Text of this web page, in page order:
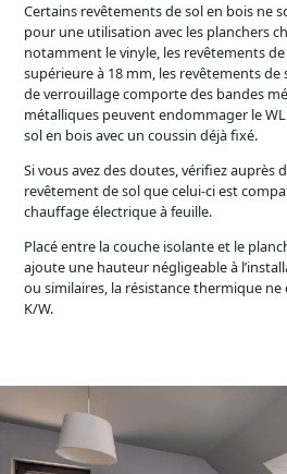
Certains revêtements de sol en bois ne
pour une utilisation avec les planchers
notamment le vinyle, les revêtements
supérieure à 18 mm, les revêtements
de verrouillage comporte des bandes
métalliques peuvent endommager le
sol en bois avec un coussin déjà fixé.
Si vous avez des doutes, vérifiez auprès
revêtement de sol que celui-ci est
chauffage électrique à feuille.
Placé entre la couche isolante et le
ajoute une hauteur négligeable à
ou similaires, la résistance thermique ne
K/W.